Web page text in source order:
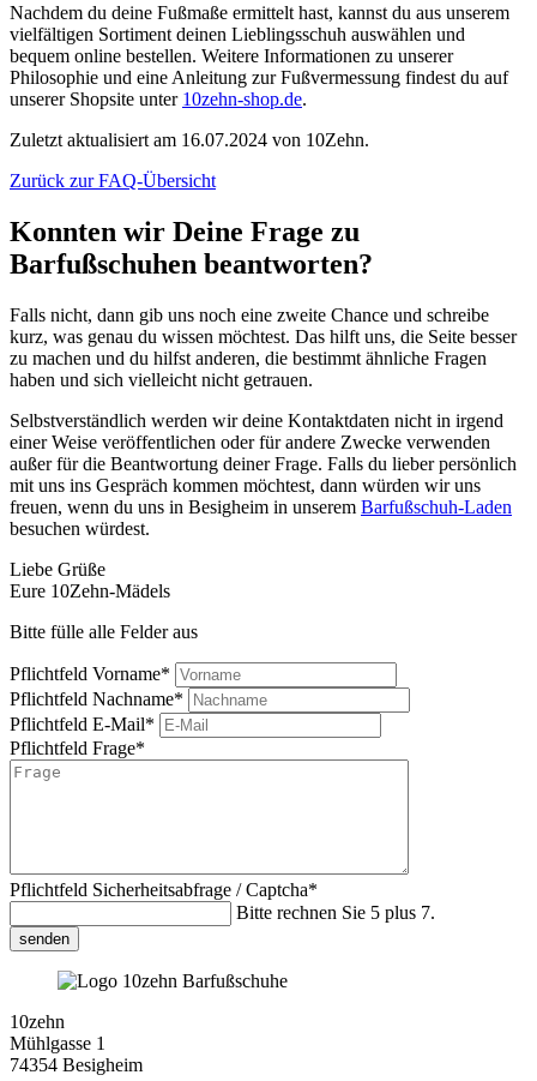
Nachdem du deine Fußmaße ermittelt hast, kannst du aus unserem
vielfältigen Sortiment deinen Lieblingsschuh auswählen und
bequem online bestellen. Weitere Informationen zu unserer
Philosophie und eine Anleitung zur Fußvermessung findest du auf
unserer Shopsite unter 10zehn-shop.de.
Zuletzt aktualisiert am 16.07.2024 von 10Zehn.
Zurück zur FAQ-Übersicht
Konnten wir Deine Frage zu
Barfußschuhen beantworten?
Falls nicht, dann gib uns noch eine zweite Chance und schreibe
kurz, was genau du wissen möchtest. Das hilft uns, die Seite besser
zu machen und du hilfst anderen, die bestimmt ähnliche Fragen
haben und sich vielleicht nicht getrauen.
Selbstverständlich werden wir deine Kontaktdaten nicht in irgend
einer Weise veröffentlichen oder für andere Zwecke verwenden
außer für die Beantwortung deiner Frage. Falls du lieber persönlich
mit uns ins Gespräch kommen möchtest, dann würden wir uns
freuen, wenn du uns in Besigheim in unserem Barfußschuh-Laden
besuchen würdest.
Liebe Grüße
Eure 10Zehn-Mädels
Bitte fülle alle Felder aus
Pflichtfeld Vorname*
Pflichtfeld Nachname*
Pflichtfeld E-Mail*
Pflichtfeld Frage*
Pflichtfeld Sicherheitsabfrage / Captcha*
Bitte rechnen Sie 5 plus 7.
senden
10zehn
Mühlgasse 1
74354 Besigheim